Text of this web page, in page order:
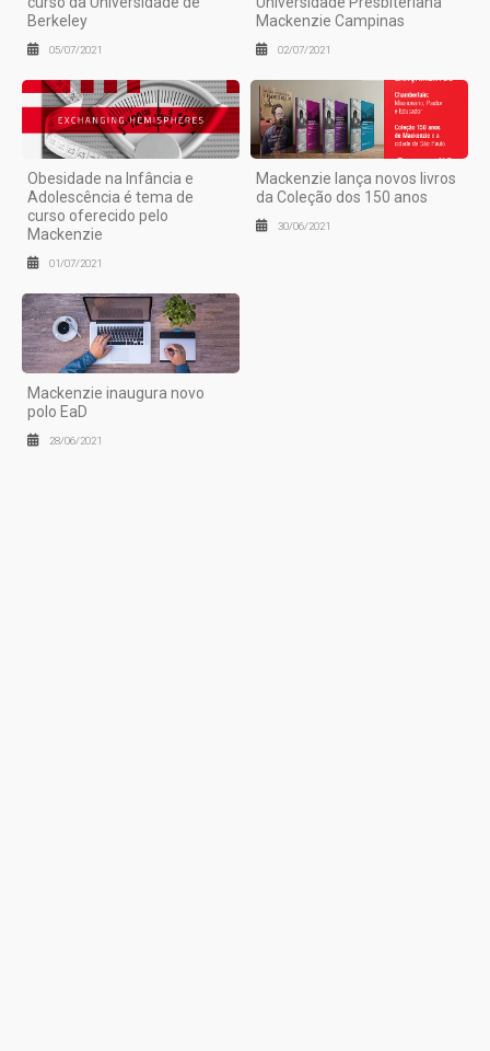
Berkeley
05/07/2021
Mackenzie Campinas
02/07/2021
Obesidade na Infância e
Adolescência é tema de
curso oferecido pelo
Mackenzie
01/07/2021
Mackenzie lança novos livros
da Coleção dos 150 anos
30/06/2021
Mackenzie inaugura novo
polo EaD
28/06/2021